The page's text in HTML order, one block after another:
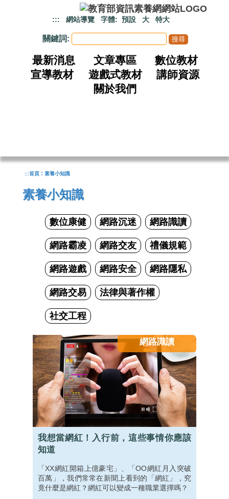
::: 網站導覽 字體: 預設 大 特大
關鍵詞:
最新消息 文章專區
數位教材
宣導教材
遊戲式教材
講師資源
關於我們
:::首頁 : 素養小知識
素養小知識
數位康健 網路沉迷 網路識讀
網路霸凌 網路交友 禮儀規範
網路遊戲 網路安全 網路隱私
網路交易 法律與著作權
社交工程
網路識讀
我想當網紅！入行前，這些事情你應該
知道
「XX網紅開箱上億豪宅」、「OO網紅月入突破
百萬」，我們常常在新聞上看到的「網紅」，究
竟什麼是網紅？網紅可以變成一種職業選擇嗎？